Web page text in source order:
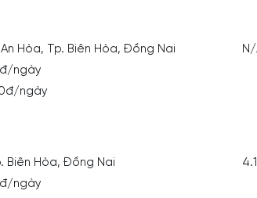
Hòa, Tp. Biên Hòa, Đồng Nai
ngày
ngày
Biên Hòa, Đồng Nai
ngày